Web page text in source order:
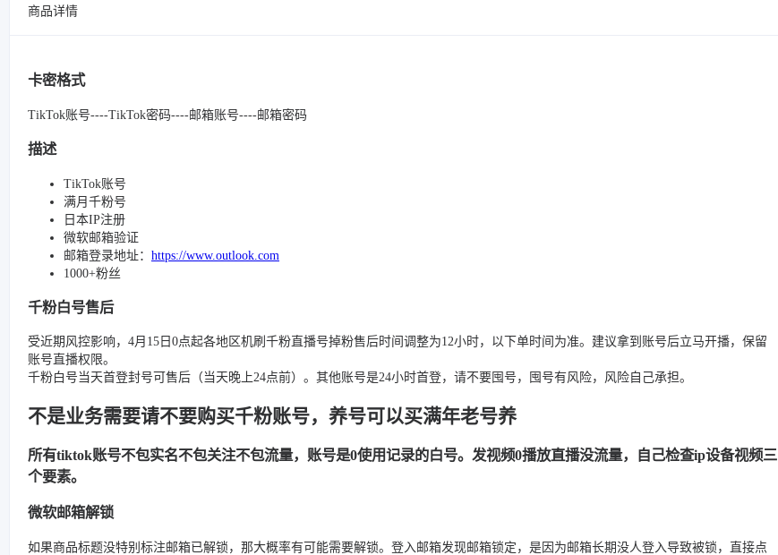
商品详情
卡密格式
TikTok账号----TikTok密码----邮箱账号----邮箱密码
描述
TikTok账号
满月千粉号
日本IP注册
微软邮箱验证
邮箱登录地址： https://www.outlook.com
1000+粉丝
千粉白号售后
受近期风控影响，4月15日0点起各地区机刷千粉直播号掉粉售后时间调整为12小时，以下单时间为准。建议拿到账号后立马开播，保留
账号直播权限。
千粉白号当天首登封号可售后（当天晚上24点前）。其他账号是24小时首登，请不要囤号，囤号有风险，风险自己承担。
不是业务需要请不要购买千粉账号，养号可以买满年老号养
所有tiktok账号不包实名不包关注不包流量，账号是0使用记录的白号。发视频0播放直播没流量，自己检查ip设备视频三
个要素。
微软邮箱解锁
如果商品标题没特别标注邮箱已解锁，那大概率有可能需要解锁。登入邮箱发现邮箱锁定，是因为邮箱长期没人登入导致被锁，直接点